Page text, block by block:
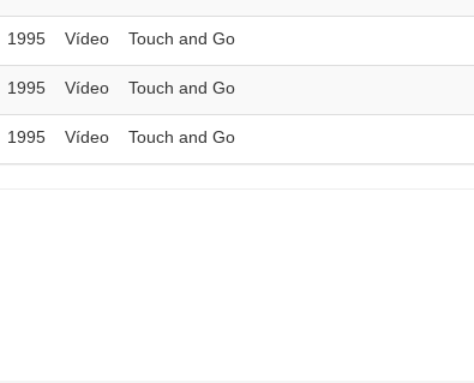
1995 Vídeo Touch and Go
1995 Vídeo Touch and Go
1995 Vídeo Touch and Go